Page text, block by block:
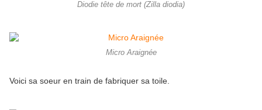
Diodie tête de mort (Zilla diodia)
Micro Araignée
Voici sa soeur en train de fabriquer sa toile.